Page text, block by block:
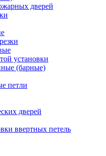
дверей
установки
(барные)
петли
дверей
ввертных петель